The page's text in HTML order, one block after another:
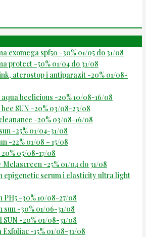
exomega spf50 -30% 01/05 do 31/08
protect -50% 01/04 do 31/08
aterostop i antiparazit -20% 01/08-
beelicious -20% 10/08-16/08
SUN -20% 03/08-23/08
-20% 03/08-16/08
-25% 01/04-31/08
-22% 01/08 – 15/08
05/08-17/08
Melascreen -25% 01/04 do 31/08
epigenetic serum i elasticity ultra light
PH5 -30% 10/08-27/08
sun -30% 01/06-31/08
SUN -20% 01/08-31/08
Exfoliac -15% 01/08-31/08